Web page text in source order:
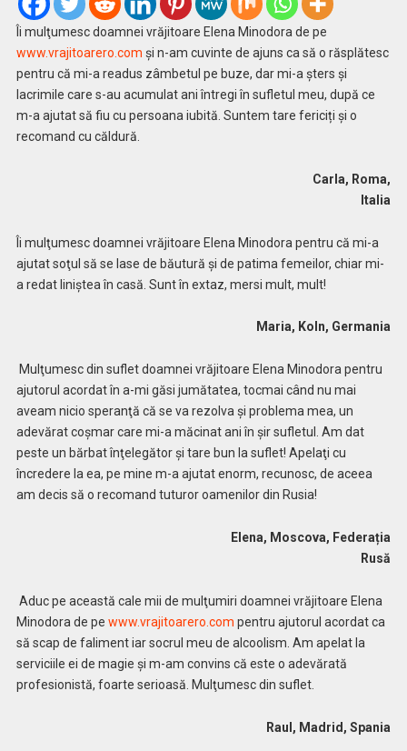
Îi mulţumesc doamnei vrăjitoare Elena Minodora de pe
www.vrajitoarero.com şi n-am cuvinte de ajuns ca să o răsplătesc
pentru că mi-a readus zâmbetul pe buze, dar mi-a şters și
lacrimile care s-au acumulat ani întregi în sufletul meu, după ce
m-a ajutat să fiu cu persoana iubită. Suntem tare fericiți și o
recomand cu căldură.
Carla, Roma,
Italia
Îi mulţumesc doamnei vrăjitoare Elena Minodora pentru că mi-a
ajutat soţul să se lase de băutură şi de patima femeilor, chiar mi-
a redat liniştea în casă. Sunt în extaz, mersi mult, mult!
Maria, Koln, Germania
Mulţumesc din suflet doamnei vrăjitoare Elena Minodora pentru
ajutorul acordat în a-mi găsi jumătatea, tocmai când nu mai
aveam nicio speranţă că se va rezolva şi problema mea, un
adevărat coșmar care mi-a măcinat ani în șir sufletul. Am dat
peste un bărbat înţelegător şi tare bun la suflet! Apelaţi cu
încredere la ea, pe mine m-a ajutat enorm, recunosc, de aceea
am decis să o recomand tuturor oamenilor din Rusia!
Elena, Moscova, Federația
Rusă
Aduc pe această cale mii de mulţumiri doamnei vrăjitoare Elena
Minodora de pe www.vrajitoarero.com pentru ajutorul acordat ca
să scap de faliment iar socrul meu de alcoolism. Am apelat la
serviciile ei de magie şi m-am convins că este o adevărată
profesionistă, foarte serioasă. Mulţumesc din suflet.
Raul, Madrid, Spania